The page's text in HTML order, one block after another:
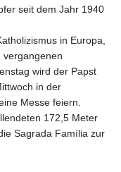
NAD 16.341492
1364.690247
NIO 36.866479
NOK 9.524965
NPR 152.554158
NZD 1.702835
OMR 0.384495
PAB 1.001866
seit dem Jahr 1940
in Europa,
vergangenen
wird der Papst
in der
Messe feiern.
172,5 Meter
Sagrada Família zur